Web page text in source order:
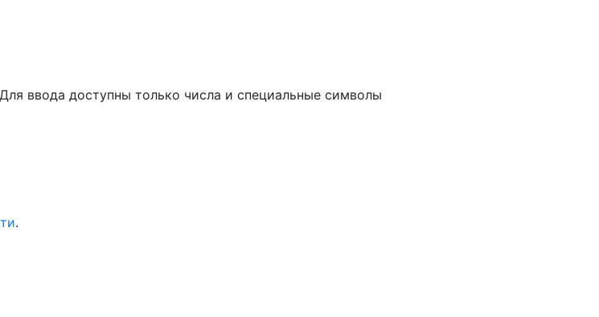
ввода доступны только числа и специальные символы
.